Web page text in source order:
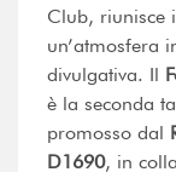
Club, riunisce
un’atmosfera
divulgativa. Il
è la seconda
promosso dal
D1690, in